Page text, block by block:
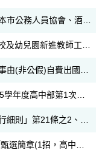
上班期間飲酒之懲處、公務員服務法有關兼職等規定
兒園新進教師工作守則
)自費出國應遵守事項一案。
次代理教師甄選(第3招)錄取榜單
福3字第1150153506號令修正發布，茲檢送發布令影本及修正條文，請查照。
簡章(1招，高中輔導)